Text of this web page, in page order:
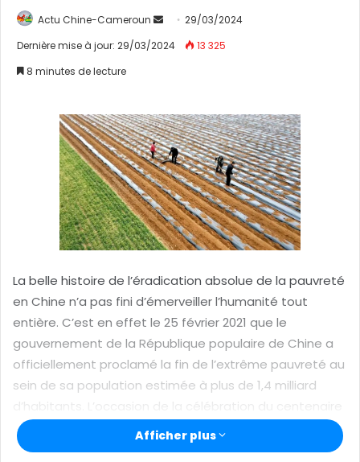
Actu Chine-Cameroun
n
e
r
u
n
c
o
u
r
e
l
29/03/2024
Dernière mise à jour: 29/03/2024
13 325
8 minutes de lecture
La belle histoire de l’éradication absolue de la pauvreté
en Chine n’a pas fini d’émerveiller l’humanité tout
entière. C’est en effet le 25 février 2021 que le
gouvernement de la République populaire de Chine a
officiellement proclamé la fin de l’extrême pauvreté au
sein de sa population estimée à plus de 1,4 milliard
d’habitants. L’occasion de la célébration du centenaire
du Parti communiste chinois (PCC) était tout trouvée
pour rendre publique cette nouvelle, du reste accueillie
Afficher plus